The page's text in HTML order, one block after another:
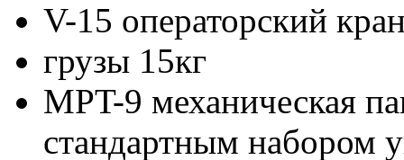
V-15 операторский
грузы 15кг
MPT-9 механическая
стандартным набором